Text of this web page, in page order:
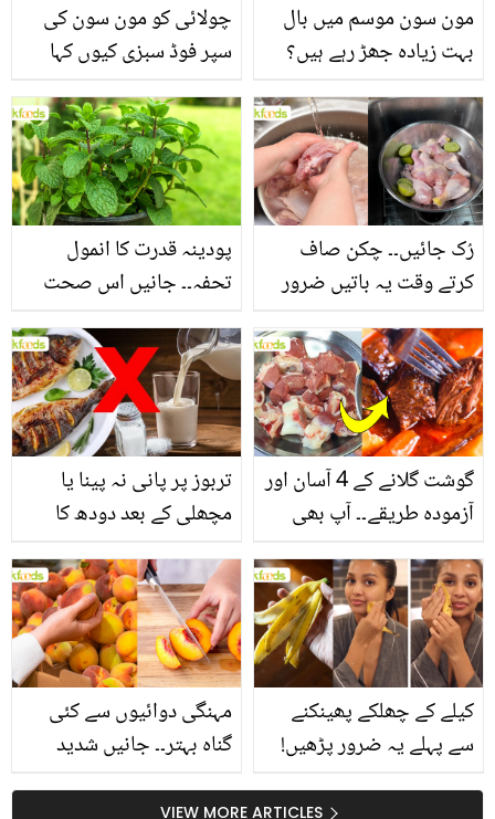
چولائی کو مون سون کی
سپر فوڈ سبزی کیوں کہا
منرلز اور اینٹی آکسیڈنٹس
سے بھرپور اس سبزی کے
فائدے
مون سون موسم میں بال
بہت زیادہ جھڑ رہے ہیں؟
بنانے کے چند قدرتی طریقے
پودینہ قدرت کا انمول
تحفہ۔۔ جانیں اس صحت
انگیز طبی فوائد
رُک جائیں۔۔ چکن صاف
کرتے وقت یہ باتیں ضرور
تربوز پر پانی نہ پینا یا
مچھلی کے بعد دودھ کا
سے متعلق غلط فہمیوں کی
حقیقت کیا ہے اور افواہ
کیا؟
گوشت گلانے کے 4 آسان اور
آزمودہ طریقے۔۔ آپ بھی
بتائے راز
مہنگی دوائیوں سے کئی
گناہ بہتر۔۔ جانیں شدید
کیلے کے چھلکے پھینکنے
سے پہلے یہ ضرور پڑھیں!
VIEW MORE ARTICLES